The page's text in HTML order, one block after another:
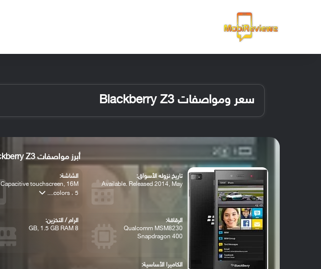
سعر ومواصفات Blackberry Z3
أبرز مواصفات Blackberry Z3
تاريخ نزوله الأسواق:
Available. Released 2014, May
الشاشة:
Capacitive touchscreen, 16M
colors ، 5....
الرقاقة:
Qualcomm MSM8230
Snapdragon 400
الرام / التخزين:
8 GB, 1.5 GB RAM
الكاميرا الأساسية: